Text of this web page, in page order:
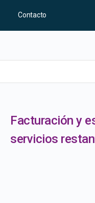
Contacto
Facturación y
servicios